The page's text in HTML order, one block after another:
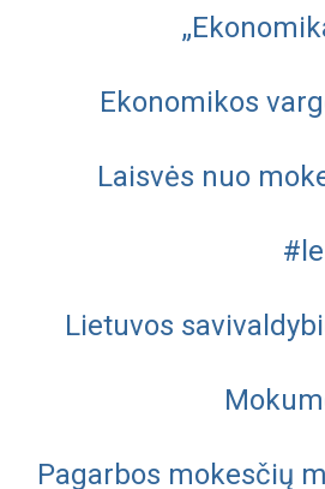
Ekonomikos
Laisvės nuo
Lietuvos
Pagarbos mokesčių